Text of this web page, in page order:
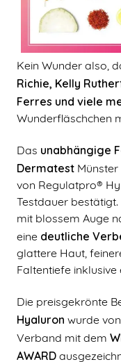
Kein Wunder also,
Richie, Kelly
Ferres und viele
Wunderfläschchen
Das unabhängige
Dermatest
von Regulatpro®
Testdauer
mit blossem Auge
eine deutliche
glattere Haut,
Faltentiefe inklusive
Die preisgekrönte
Hyaluron wurde
Verband mit dem
AWARD